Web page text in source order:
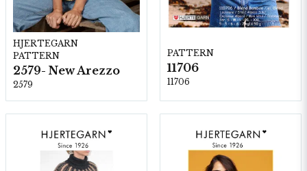
HJERTEGARN
PATTERN
2579- New Arezzo
2579
PATTERN
11706
11706